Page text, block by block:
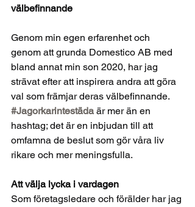
välbefinnande
Genom min egen erfarenhet och
genom att grunda Domestico AB med
bland annat min son 2020, har jag
strävat efter att inspirera andra att göra
val som främjar deras välbefinnande.
#Jagorkarintestäda är mer än en
hashtag; det är en inbjudan till att
omfamna de beslut som gör våra liv
rikare och mer meningsfulla.
Att välja lycka i vardagen
Som företagsledare och förälder har jag